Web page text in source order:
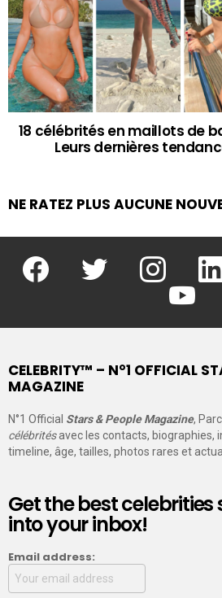
18 célébrités en maillots de
Leurs dernières
NE RATEZ PLUS AUCUNE
facebook twitter instagram
CELEBRITY™ – N°1 OFFICIAL
MAGAZINE
N°1 Official Stars & People Magazine,
célébritésavec les contacts, biographies,
timeline, âge, tailles, photos rares et
Get the best
into your inbox!
Email address: